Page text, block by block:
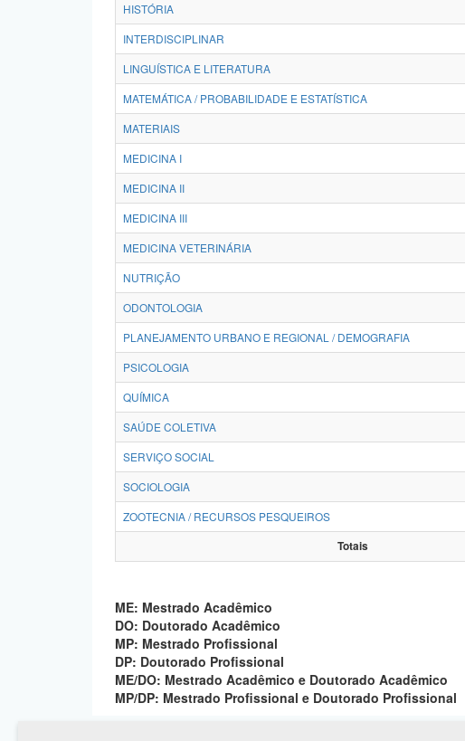
HISTÓRIA
INTERDISCIPLINAR
LINGUÍSTICA E LITERATURA
MATEMÁTICA / PROBABILIDADE E ESTATÍSTICA
MATERIAIS
MEDICINA I
MEDICINA II
MEDICINA III
MEDICINA VETERINÁRIA
NUTRIÇÃO
ODONTOLOGIA
PLANEJAMENTO URBANO E REGIONAL / DEMOGRAFIA
PSICOLOGIA
QUÍMICA
SAÚDE COLETIVA
SERVIÇO SOCIAL
SOCIOLOGIA
ZOOTECNIA / RECURSOS PESQUEIROS
Totais
ME: Mestrado Acadêmico
DO: Doutorado Acadêmico
MP: Mestrado Profissional
DP: Doutorado Profissional
ME/DO: Mestrado Acadêmico e Doutorado Acadêmico
MP/DP: Mestrado Profissional e Doutorado Profissional